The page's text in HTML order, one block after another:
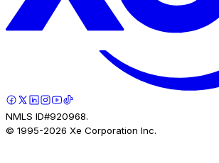
NMLS ID#920968.
© 1995-2026 Xe Corporation Inc.